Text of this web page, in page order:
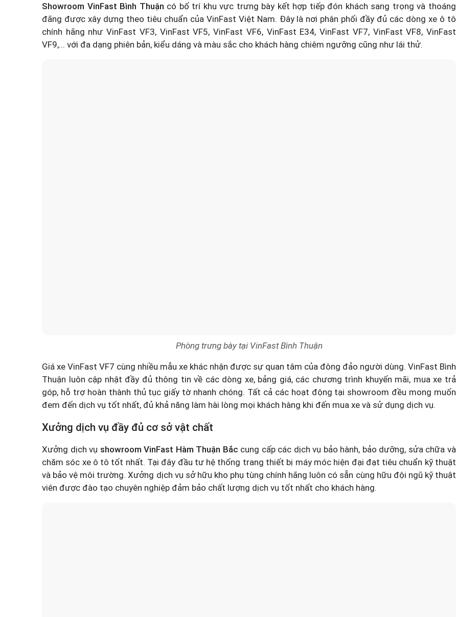
Showroom VinFast Bình Thuận có bố trí khu vực trưng bày kết hợp tiếp đón khách sang trọng và thoáng
đãng được xây dựng theo tiêu chuẩn của VinFast Việt Nam. Đây là nơi phân phối đầy đủ các dòng xe ô tô
chính hãng như VinFast VF3, VinFast VF5, VinFast VF6, VinFast E34, VinFast VF7, VinFast VF8, VinFast
VF9,... với đa dạng phiên bản, kiểu dáng và màu sắc cho khách hàng chiêm ngưỡng cũng như lái thử.
Phòng trưng bày tại VinFast Bình Thuận
Giá xe VinFast VF7 cùng nhiều mẫu xe khác nhận được sự quan tâm của đông đảo người dùng. VinFast Bình
Thuận luôn cập nhật đầy đủ thông tin về các dòng xe, bảng giá, các chương trình khuyến mãi, mua xe trả
góp, hỗ trợ hoàn thành thủ tục giấy tờ nhanh chóng. Tất cả các hoạt động tại showroom đều mong muốn
đem đến dịch vụ tốt nhất, đủ khả năng làm hài lòng mọi khách hàng khi đến mua xe và sử dụng dịch vụ.
Xưởng dịch vụ đầy đủ cơ sở vật chất
Xưởng dịch vụ showroom VinFast Hàm Thuận Bắc cung cấp các dịch vụ bảo hành, bảo dưỡng, sửa chữa và
chăm sóc xe ô tô tốt nhất. Tại đây đầu tư hệ thống trang thiết bị máy móc hiện đại đạt tiêu chuẩn kỹ thuật
và bảo vệ môi trường. Xưởng dịch vụ sở hữu kho phụ tùng chính hãng luôn có sẵn cùng hữu đội ngũ kỹ thuật
viên được đào tạo chuyên nghiệp đảm bảo chất lượng dịch vụ tốt nhất cho khách hàng.